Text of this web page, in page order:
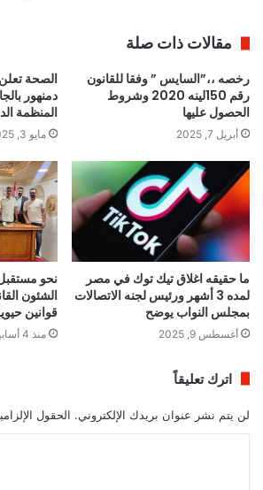
مقالات ذات صلة
رخصه ،،”السايس ” وفقا للقانون
رقم 150لينه 2020 وشروط
الحصول عليها
أبريل 7, 2025
الصحة
دمنهور
المنظمة
مايو 3, 2025
ما حقيقه اغلاق تيك توك في مصر
لمده 3 أشهر ورئيس لجنه الاتصالات
بمجلس النواب يوضح
أغسطس 9, 2025
نحو
الشئون
قوانين
منذ 4 أسابيع
اترك تعليقاً
لن يتم نشر عنوان بريدك الإلكتروني. الحقول